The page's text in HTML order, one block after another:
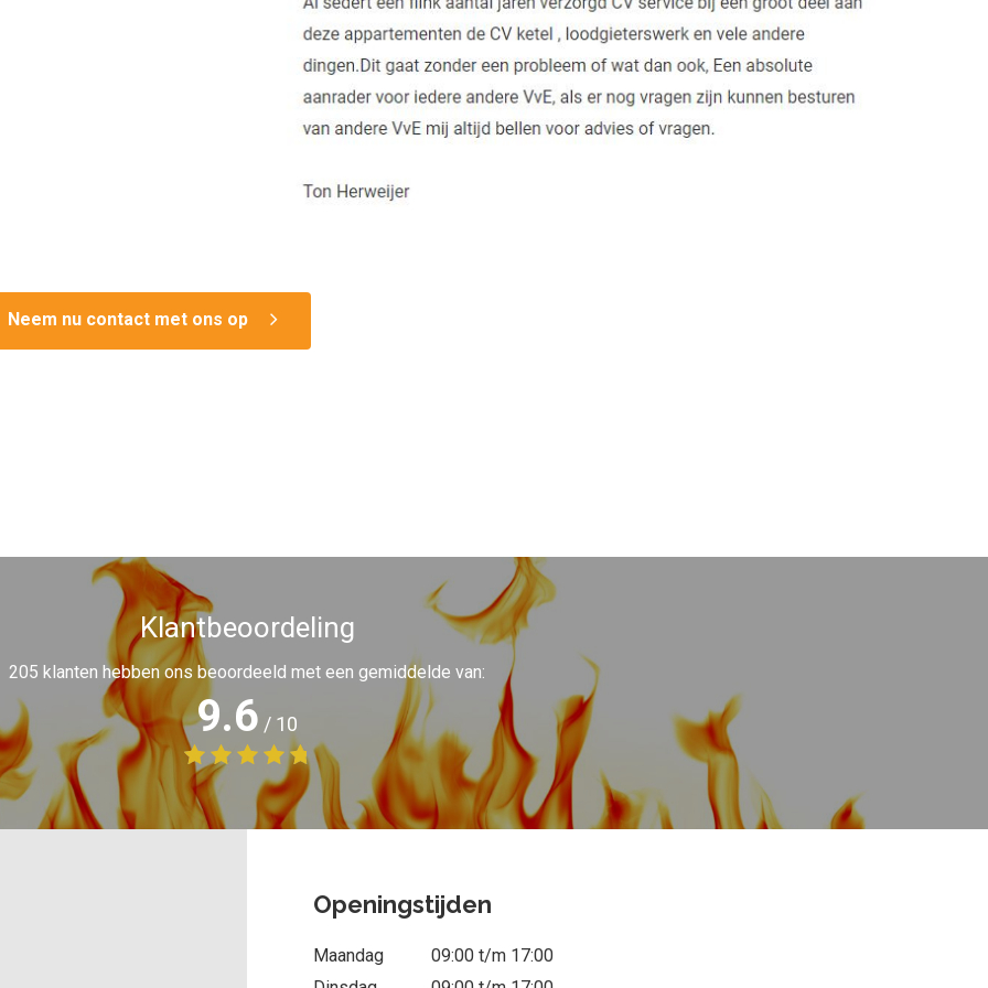
Neem nu contact met ons op
Klantbeoordeling
205 klanten hebben ons beoordeeld met een gemiddelde van:
9.6 / 10
Openingstijden
Maandag
09:00 t/m 17:00